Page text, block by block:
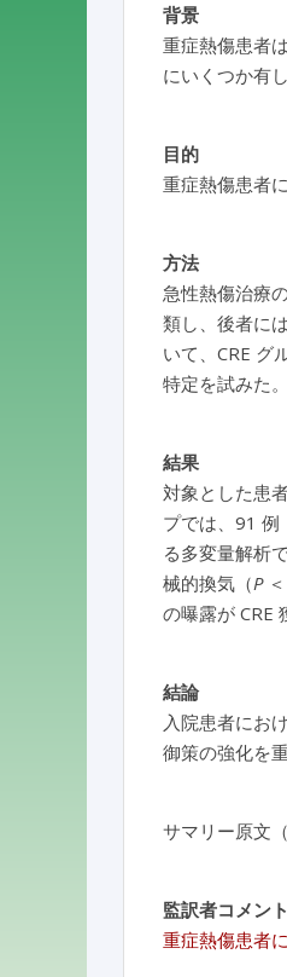
背景
重症熱傷患者
にいくつか有
目的
重症熱傷患者
方法
急性熱傷治療
類し、後者に
いて、CRE グ
特定を試みた。
結果
対象とした患
プでは、91 例
る多変量解析
械的換気（P＜
の曝露が CRE
結論
入院患者にお
御策の強化を
サマリー原文
監訳者コメント
重症熱傷患者